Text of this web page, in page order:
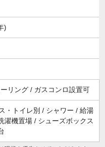
)
リング / ガスコンロ設置可
・トイレ別 / シャワー / 給湯
濯機置場 / シューズボックス